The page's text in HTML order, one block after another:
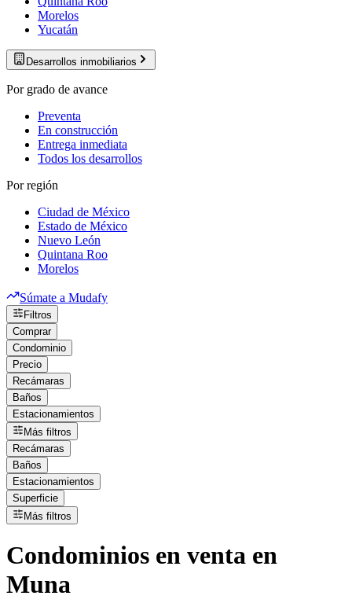
Morelos
Yucatán
Desarrollos inmobiliarios
Por grado de avance
Preventa
En construcción
Entrega inmediata
Todos los desarrollos
Por región
Ciudad de México
Estado de México
Nuevo León
Quintana Roo
Morelos
Súmate a Mudafy
Filtros
Comprar
Condominio
Precio
Recámaras
Baños
Estacionamientos
Más filtros
Recámaras
Baños
Estacionamientos
Superficie
Más filtros
Condominios en venta en
Muna